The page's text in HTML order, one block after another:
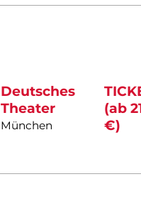
Deutsches
Theater
München
(ab
€)